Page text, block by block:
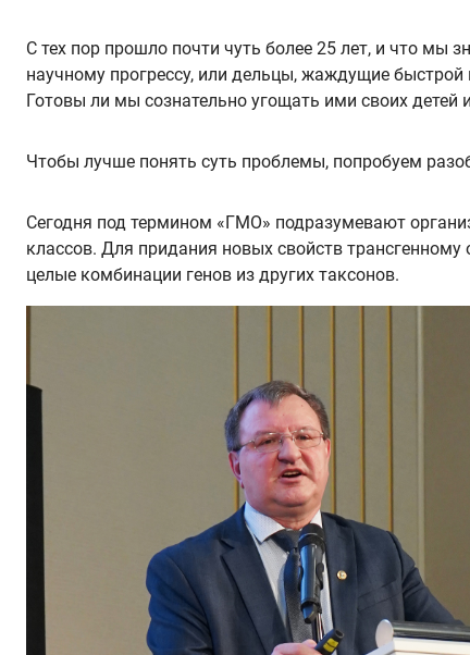
С тех пор прошло почти чуть более 25 лет, и что мы
научному прогрессу, или дельцы, жаждущие
Готовы ли мы сознательно угощать ими своих детей
Чтобы лучше понять суть проблемы, попробуем
Сегодня под термином «ГМО» подразумевают
классов. Для придания новых свойств
целые комбинации генов из других таксонов.